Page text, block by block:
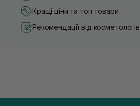
Кращі ціни та топ товари
Рекомендації від косметологів